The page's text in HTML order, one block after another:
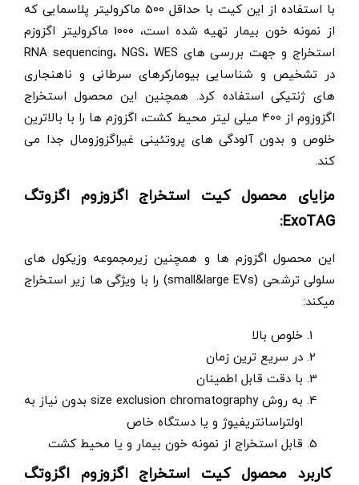
با استفاده از این کیت با حداقل 500 ماکرولیتر پلاسمایی که
از نمونه خون بیمار تهیه شده است، 1000 ماکرولیتر اگزوزم
استخراج و جهت بررسی های RNA sequencing، NGS، WES
در تشخیص و شناسایی بیومارکرهای سرطانی و ناهنجاری
های ژنتیکی استفاده کرد. همچنین این محصول استخراج
اگزوزوم از 400 میلی لیتر محیط کشت، اگزوزم ها را با بالاترین
خلوص و بدون آلودگی های پروتئینی غیراگزوزومال جدا می
کند.
مزایای محصول کیت استخراج اگزوزوم اگزوتگ
ExoTAG
:
این محصول اگزوزم ها و همچنین زیرمجموعه وزیکولهای
سلولی ترشحی (small&large EVs) را با ویژگی ها زیر استخراج
میکند:
خلوص بالا
در سریع ترین زمان
با دقت قابل اطمینان
به روش size exclusion chromatography بدون نیاز به
اولتراسانتریفیوژ و یا دستگاه خاص
قابل استخراج از نمونه خون بیمار و یا محیط کشت
کاربرد محصول کیت استخراج اگزوزوم اگزوتگ